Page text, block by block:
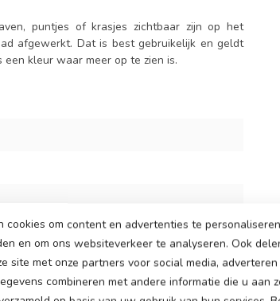
puntjes of krasjes zichtbaar zijn op het
afgewerkt. Dat is best gebruikelijk en geldt
kleur waar meer op te zien is.
een motor op ieder achterwiel
cookies om content en advertenties te
en om ons websiteverkeer te analyseren. Ook
site met onze partners voor social media,
combineren met andere informatie die u aan